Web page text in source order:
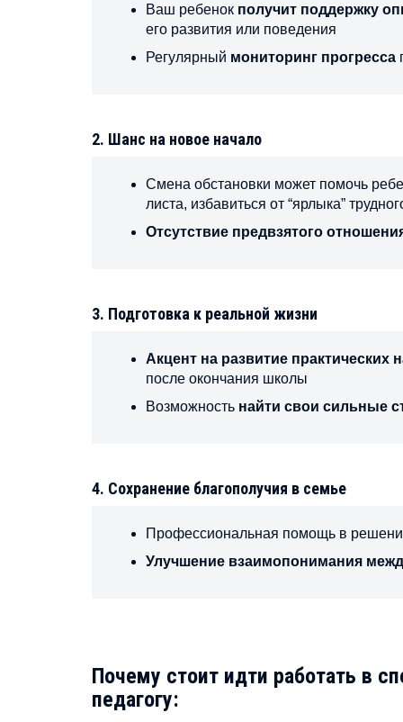
Ваш ребенок получит поддержку
его развития или поведения
Регулярный мониторинг прогресса
2. Шанс на новое начало
Смена обстановки может помочь
листа, избавиться от “ярлыка”
Отсутствие предвзятого
3. Подготовка к реальной жизни
Акцент на развитие практических
после окончания школы
Возможность найти свои сильные
4. Сохранение благополучия в семье
Профессиональная помощь в
Улучшение взаимопонимания
Почему стоит идти работать в
педагогу: